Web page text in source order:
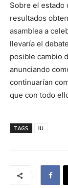
Sobre el estado
resultados
asamblea a
llevaría el
posible cambio
anunciando
continuarían
que con todo
TAGS IU